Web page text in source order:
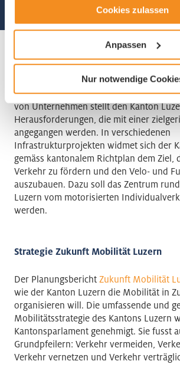
Cookies zulassen
Anpassen
Nur notwendige
Zukünftige Mobilität im Kanton
Das steigende Mobilitätsbedürfnis der
von Unternehmen stellt den Kanton
Herausforderungen, die mit einer
angegangen werden. In verschiedenen
Infrastrukturprojekten widmet sich der
gemäss kantonalem Richtplan dem Ziel,
Verkehr zu fördern und den Velo- und
auszubauen. Dazu soll das Zentrum
Luzern vom motorisierten
werden.
Strategie Zukunft Mobilität Luzern
Der PlanungsberichtZukunft Mobilität
wie der Kanton Luzern die Mobilität in
organisieren will. Die umfassende und
Mobilitätsstrategie des Kantons Luzern
Kantonsparlament genehmigt. Sie fusst
Grundpfeilern: Verkehr vermeiden,
Verkehr vernetzen und Verkehr